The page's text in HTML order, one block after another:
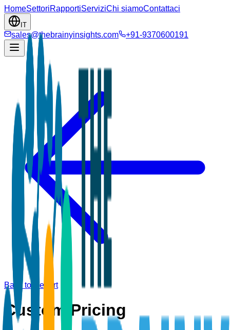
HomeSettoriRapportiServiziChi siamoContattaci
IT
sales@thebrainyinsights.com +91-9370600191
Back to Report
Custom Pricing